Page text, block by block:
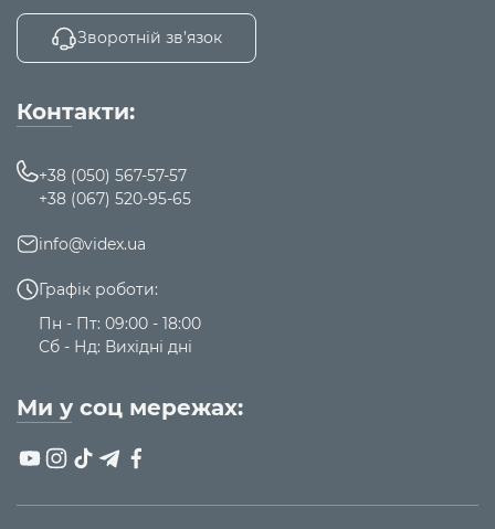
Зворотній зв’язок
Контакти:
+38 (050) 567-57-57
+38 (067) 520-95-65
info@videx.ua
Графік роботи:
Пн - Пт: 09:00 - 18:00
Сб - Нд: Вихідні дні
Ми у соц мережах: